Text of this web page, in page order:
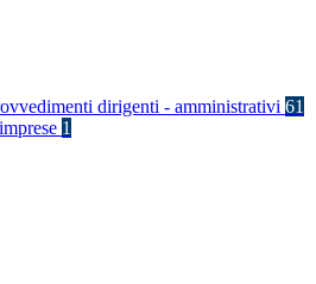
dirigenti - amministrativi 61
1